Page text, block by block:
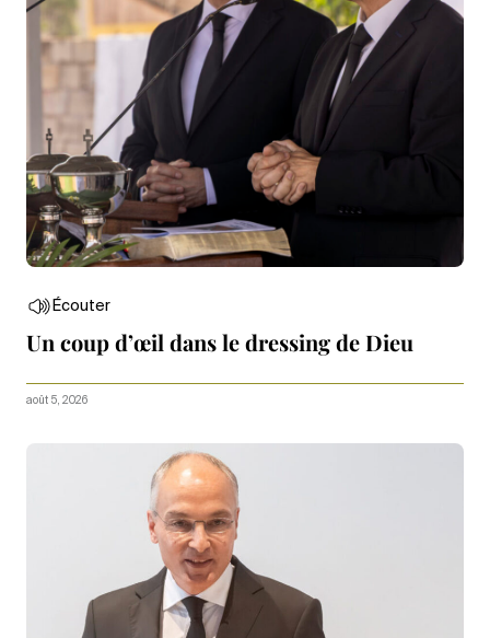
Écouter
Un coup d’œil dans le dressing de Dieu
août 5, 2026